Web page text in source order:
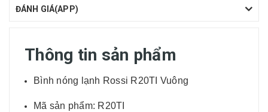
ĐÁNH GIÁ(APP)
Thông tin sản phẩm
Bình nóng lạnh Rossi R20TI Vuông
Mã sản phẩm: R20TI